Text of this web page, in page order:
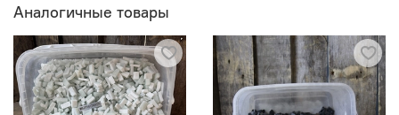
Аналогичные товары